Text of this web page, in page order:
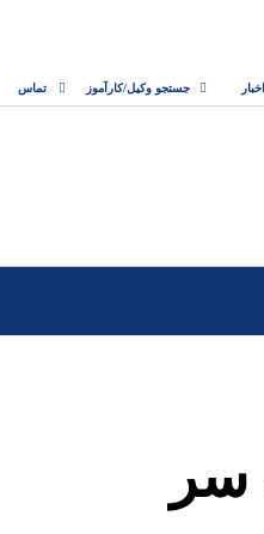
اخبار جستجو وکیل/کارآموز تماس
سر